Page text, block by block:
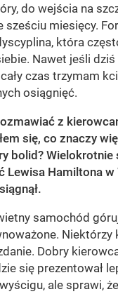
do wejścia na
sześciu miesięcy.
która
Nawet jeśli dziś
czas trzymam
osiągnięć.
z
się, co znaczy
bolid? Wielokrotnie
Lewisa Hamiltona
samochód
Niektórzy
Dobry
się prezentował
ale sprawi,